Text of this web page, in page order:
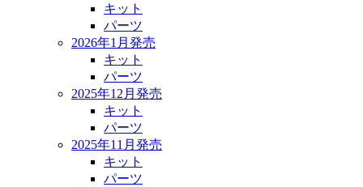
キット
パーツ
2026年1月発売
キット
パーツ
2025年12月発売
キット
パーツ
2025年11月発売
キット
パーツ